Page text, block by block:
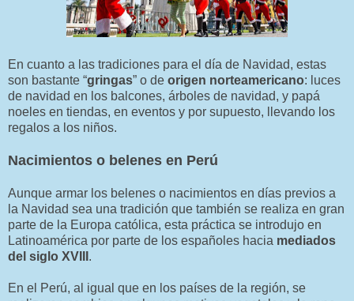
En cuanto a las tradiciones para el día de Navidad, estas
son bastante “gringas” o de origen norteamericano: luces
de navidad en los balcones, árboles de navidad, y papá
noeles en tiendas, en eventos y por supuesto, llevando los
regalos a los niños.
Nacimientos o belenes en Perú
Aunque armar los belenes o nacimientos en días previos a
la Navidad sea una tradición que también se realiza en gran
parte de la Europa católica, esta práctica se introdujo en
Latinoamérica por parte de los españoles hacia mediados
del siglo XVIII .
En el Perú, al igual que en los países de la región, se